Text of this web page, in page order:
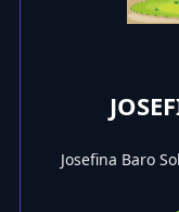
Josefina Baro